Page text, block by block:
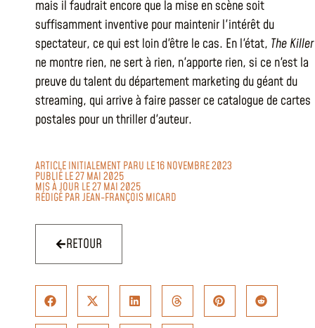
mais il faudrait encore que la mise en scène soit
suffisamment inventive pour maintenir l'intérêt du
spectateur, ce qui est loin d'être le cas. En l'état, The Killer
ne montre rien, ne sert à rien, n'apporte rien, si ce n'est la
preuve du talent du département marketing du géant du
streaming, qui arrive à faire passer ce catalogue de cartes
postales pour un thriller d'auteur.
ARTICLE INITIALEMENT PARU LE 16 NOVEMBRE 2023
PUBLIÉ LE 27 MAI 2025
MIS À JOUR LE 27 MAI 2025
RÉDIGÉ PARJEAN-FRANÇOIS MICARD
RETOUR